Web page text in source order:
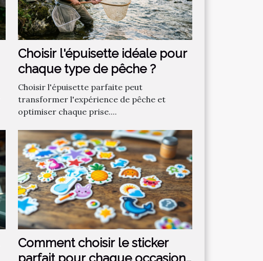
Choisir l'épuisette idéale pour
chaque type de pêche ?
Choisir l'épuisette parfaite peut
transformer l'expérience de pêche et
optimiser chaque prise....
Comment choisir le sticker